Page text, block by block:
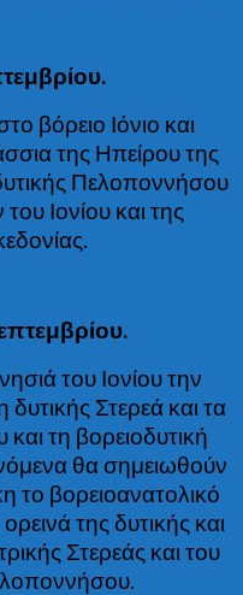
βόρειο Ιόνιο και
της Ηπείρου της
Πελοποννήσου
Ιονίου και της
του Ιονίου την
Στερεά και τα
τη βορειοδυτική
θα σημειωθούν
το βορειοανατολικό
της δυτικής και
Στερεάς και του